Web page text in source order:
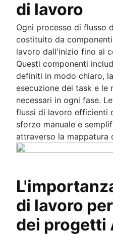
di lavoro
Ogni processo di flusso
costituito da
lavoro dall'inizio fino al
Questi componenti
definiti in modo chiaro,
esecuzione dei task e le
necessari in ogni fase.
flussi di lavoro efficienti
sforzo manuale e
attraverso la mappatura
di lavoro
dei progetti